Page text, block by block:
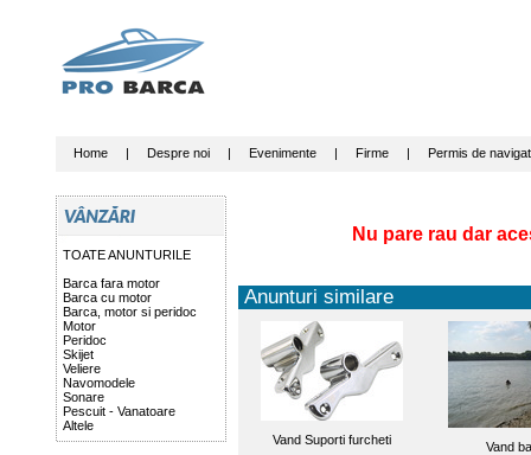
Home| Despre noi| Evenimente| Firme| Permis de
TOATE ANUNTURILE
Barca fara motor
Barca cu motor
Barca, motor si peridoc
Motor
Peridoc
Skijet
Veliere
Navomodele
Sonare
Pescuit - Vanatoare
Altele
Nu pare rau dar
Anunturi similare
Vand Suporti furcheti Vand